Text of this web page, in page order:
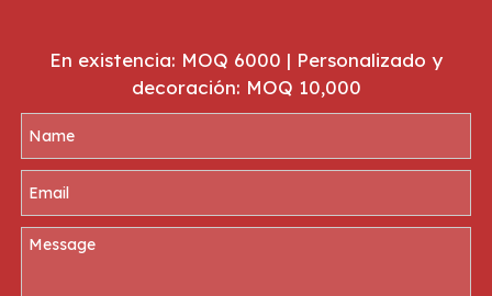
En existencia: MOQ 6000 | Personalizado y
decoración: MOQ 10,000